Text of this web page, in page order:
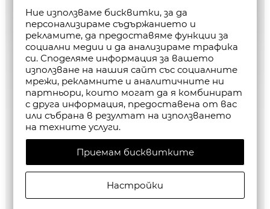
Ние използваме бисквитки, за да
персонализираме съдържанието и
рекламите, да предоставяме функции за
социални медии и да анализираме трафика
си. Споделяме информация за вашето
използване на нашия сайт със социалните
мрежи, рекламните и аналитичните ни
партньори, които могат да я комбинират
с друга информация, предоставена от вас
или събрана в резултат на използването
на техните услуги.
Приемам бисквитките
Настройки